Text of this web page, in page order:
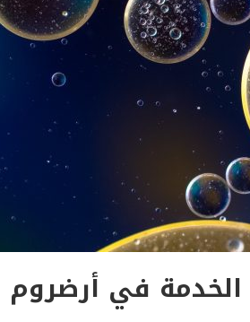
في أرضروم